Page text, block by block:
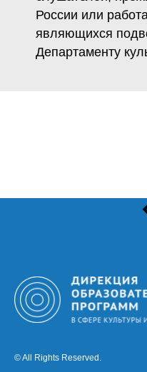
России или
являющихся
Департаменту
© All Rights Reserved.